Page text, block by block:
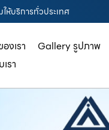
ห้บริการทั่วประเทศ
งเรา
Gallery รูปภาพ
รา